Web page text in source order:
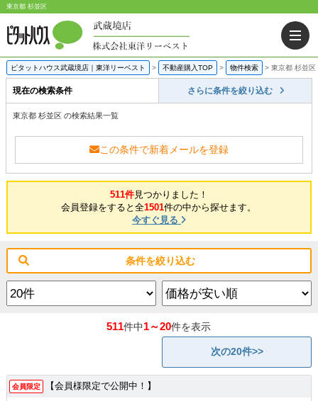
東京都 杉並区
ピタットハウス武蔵境店｜東洋リーベスト > 不動産購入TOP > 物件検索 > 東京都 杉並区
現在の検索条件 さらに条件を絞り込む
東京都 杉並区 の検索結果一覧
この条件で新着メールを登録
511件見つかりました！
会員登録をすると全1501件の中から探せます。
今すぐ見る
条件を絞り込む
511件中1～20件を表示
次の20件>>
会員限定 【会員様限定で公開中！】